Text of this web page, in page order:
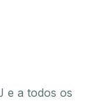
e a todos os